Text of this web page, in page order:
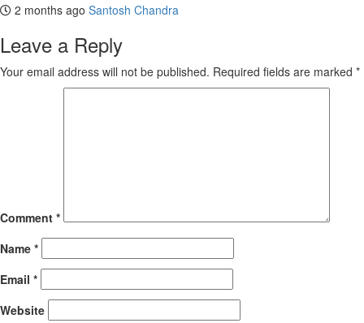
2 months ago Santosh Chandra
Leave a Reply
Your email address will not be published. Required fields are marked *
Comment *
Name *
Email *
Website